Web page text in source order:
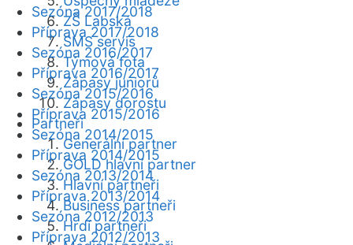
ZŠ Labská
SMS servis
Týmová fota
Zápasy juniorů
Zápasy dorostu
Partneři
Generální partner
GOLD hlavní partner
Hlavní partneři
Business partneři
Hrdí partneři
Sezóna 2017/2018
Příprava 2017/2018
Sezóna 2016/2017
Příprava 2016/2017
Sezóna 2015/2016
Příprava 2015/2016
Sezóna 2014/2015
Příprava 2014/2015
Sezóna 2013/2014
Příprava 2013/2014
Sezóna 2012/2013
Příprava 2012/2013